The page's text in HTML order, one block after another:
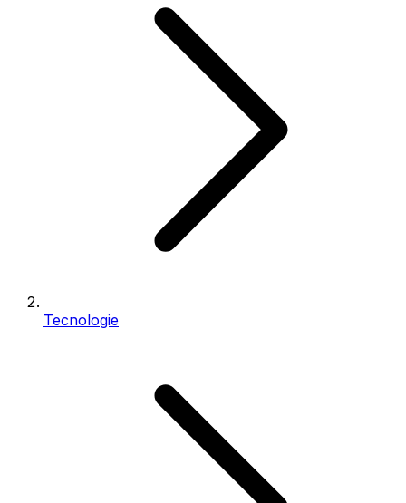
Tecnologie